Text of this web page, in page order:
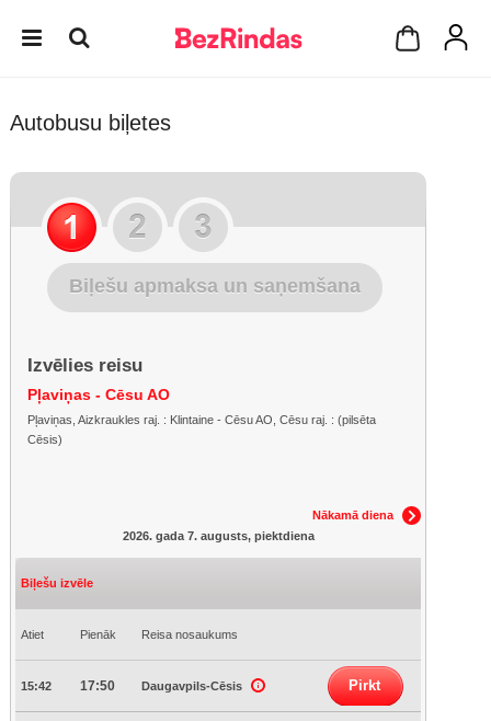
Autobusu biļetes
Biļešu apmaksa un saņemšana
Izvēlies reisu
Pļaviņas - Cēsu AO
Pļaviņas, Aizkraukles raj. : Klintaine - Cēsu AO, Cēsu raj. : (pilsēta
Cēsis)
Nākamā diena
2026. gada 7. augusts, piektdiena
Biļešu izvēle
Atiet Pienāk Reisa nosaukums
15:42 17:50 Daugavpils-Cēsis Pirkt